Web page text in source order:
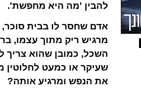
להבין 'מה היא מחפשת'.
אדם שחסר לו בבית
מרגיש ריק מתוך עצמו,
השכל, כמובן שהוא צריך
שעיקר או כמעט
את הנפש ומרגיע אותה?